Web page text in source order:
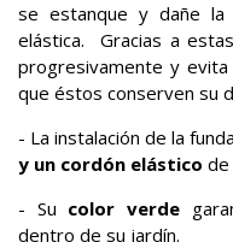
se estanque y dañe
elástica. Gracias a
progresivamente y
que éstos conserven su
- La instalación de la
y un cordón elástico de
- Su color verde
dentro de su jardín.